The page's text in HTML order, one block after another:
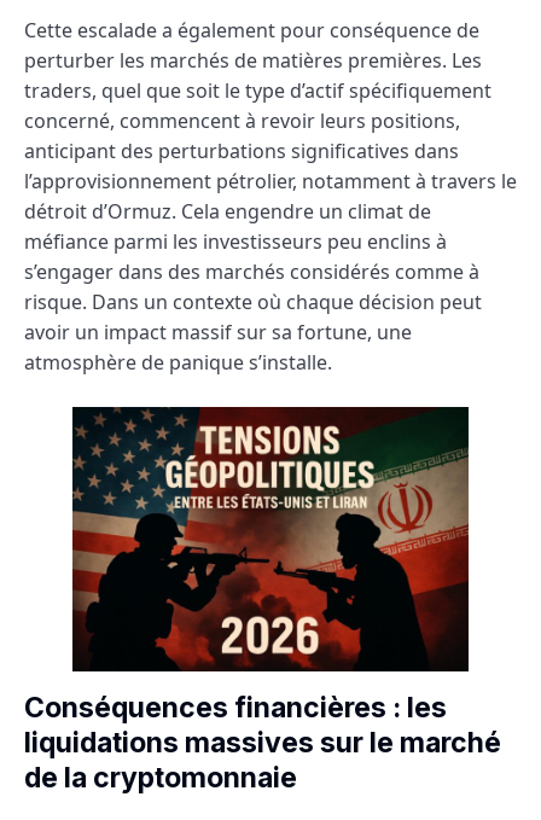
Cette escalade a également pour conséquence de
perturber les marchés de matières premières. Les
traders, quel que soit le type d’actif spécifiquement
concerné, commencent à revoir leurs positions,
anticipant des perturbations significatives dans
l’approvisionnement pétrolier, notamment à travers le
détroit d’Ormuz. Cela engendre un climat de
méfiance parmi les investisseurs peu enclins à
s’engager dans des marchés considérés comme à
risque. Dans un contexte où chaque décision peut
avoir un impact massif sur sa fortune, une
atmosphère de panique s’installe.
Conséquences financières : les
liquidations massives sur le marché
de la cryptomonnaie